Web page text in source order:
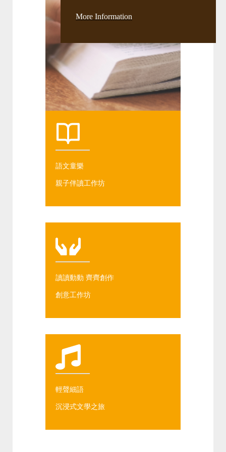
More Information
語文童樂
親子伴讀工作坊
讀讀動動 齊齊創作
創意工作坊
輕聲細語
沉浸式文學之旅